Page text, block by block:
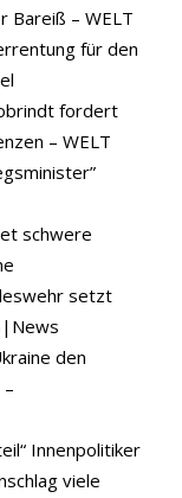
Bareiß – WELT
für den
fordert
– WELT
schwere
setzt
den
Innenpolitiker
viele